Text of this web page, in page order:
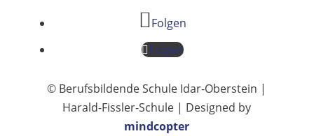
Folgen
Folgen
© Berufsbildende Schule Idar-Oberstein |
Harald-Fissler-Schule | Designed by
mindcopter